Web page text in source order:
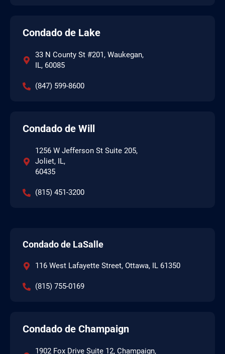
Condado de Lake
33 N County St #201, Waukegan,
IL, 60085
(847) 599-8600
Condado de Will
1256 W Jefferson St Suite 205,
Joliet, IL,
60435
(815) 451-3200
Condado de LaSalle
116 West Lafayette Street, Ottawa, IL 61350
(815) 755-0169
Condado de Champaign
1902 Fox Drive Suite 12, Champaign,